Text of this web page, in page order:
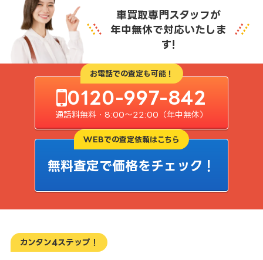
車買取専門スタッフが
年中無休で対応いたしま
す!
お電話での査定も可能！
0120-997-842
通話料無料・8:00〜22:00（年中無休）
WEBでの査定依頼はこちら
無料査定で価格をチェック！
カンタン4ステップ！